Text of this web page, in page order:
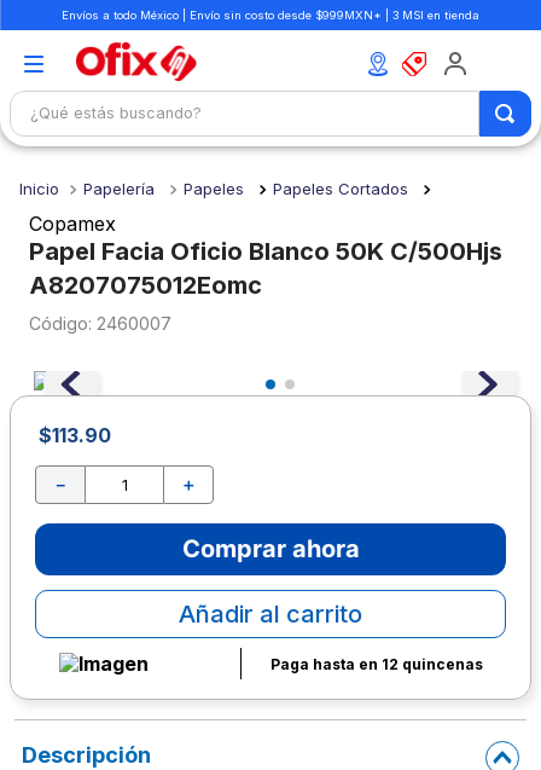
Envíos a todo México | Envío sin costo desde $999MXN* | 3 MSI en tienda
¿Qué estás buscando?
Papelería Papeles Papeles Cortados
Copamex
Papel Facia Oficio Blanco 50K C/500Hjs
A8207075012Eomc
: 2460007
$113.90
＋
－
Comprar ahora
Añadir al carrito
Paga hasta en 12 quincenas
Descripción
1.
mochilas
2.
libretas
3.
cuaderno
4.
colores
5.
cuadernos
.
sacapuntas
9
10. escritorio